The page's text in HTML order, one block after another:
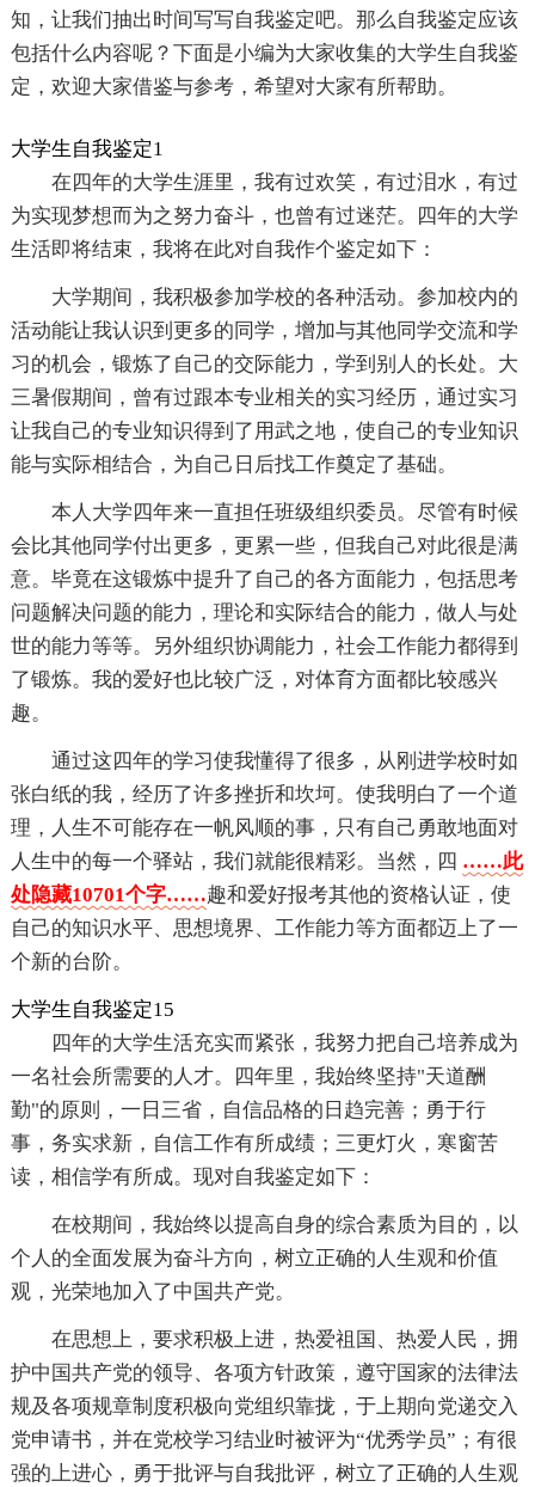
知，让我们抽出时间写写自我鉴定吧。那么自我鉴定应该
包括什么内容呢？下面是小编为大家收集的大学生自我鉴
定，欢迎大家借鉴与参考，希望对大家有所帮助。
大学生自我鉴定1
在四年的大学生涯里，我有过欢笑，有过泪水，有过
为实现梦想而为之努力奋斗，也曾有过迷茫。四年的大学
生活即将结束，我将在此对自我作个鉴定如下：
大学期间，我积极参加学校的各种活动。参加校内的
活动能让我认识到更多的同学，增加与其他同学交流和学
习的机会，锻炼了自己的交际能力，学到别人的长处。大
三暑假期间，曾有过跟本专业相关的实习经历，通过实习
让我自己的专业知识得到了用武之地，使自己的专业知识
能与实际相结合，为自己日后找工作奠定了基础。
本人大学四年来一直担任班级组织委员。尽管有时候
会比其他同学付出更多，更累一些，但我自己对此很是满
意。毕竟在这锻炼中提升了自己的各方面能力，包括思考
问题解决问题的能力，理论和实际结合的能力，做人与处
世的能力等等。另外组织协调能力，社会工作能力都得到
了锻炼。我的爱好也比较广泛，对体育方面都比较感兴
趣。
通过这四年的学习使我懂得了很多，从刚进学校时如
张白纸的我，经历了许多挫折和坎坷。使我明白了一个道
理，人生不可能存在一帆风顺的事，只有自己勇敢地面对
人生中的每一个驿站，我们就能很精彩。当然，四 ……此
处隐藏10701个字……趣和爱好报考其他的资格认证，使
自己的知识水平、思想境界、工作能力等方面都迈上了一
个新的台阶。
大学生自我鉴定15
四年的大学生活充实而紧张，我努力把自己培养成为
一名社会所需要的人才。四年里，我始终坚持"天道酬
勤"的原则，一日三省，自信品格的日趋完善；勇于行
事，务实求新，自信工作有所成绩；三更灯火，寒窗苦
读，相信学有所成。现对自我鉴定如下：
在校期间，我始终以提高自身的综合素质为目的，以
个人的全面发展为奋斗方向，树立正确的人生观和价值
观，光荣地加入了中国共产党。
在思想上，要求积极上进，热爱祖国、热爱人民，拥
护中国共产党的领导、各项方针政策，遵守国家的法律法
规及各项规章制度积极向党组织靠拢，于上期向党递交入
党申请书，并在党校学习结业时被评为“优秀学员”；有很
强的上进心，勇于批评与自我批评，树立了正确的人生观